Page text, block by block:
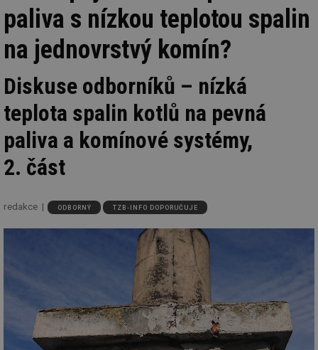
paliva s nízkou teplotou spalin
na jednovrstvý komín?
Diskuse odborníků – nízká
teplota spalin kotlů na pevná
paliva a komínové systémy,
2. část
redakce ODBORNÝ TZB-INFO DOPORUČUJE